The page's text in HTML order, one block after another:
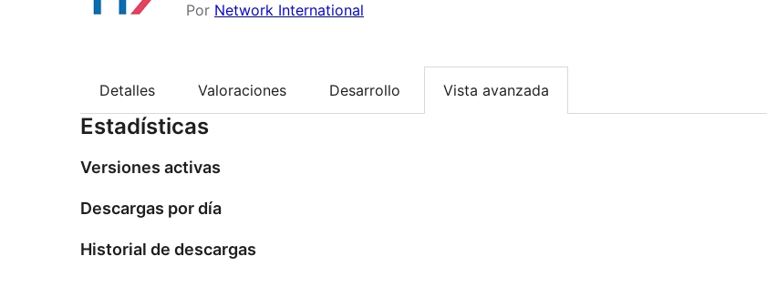
Por Network International
Detalles Valoraciones Desarrollo Vista avanzada
Estadísticas
Versiones activas
Descargas por día
Historial de descargas